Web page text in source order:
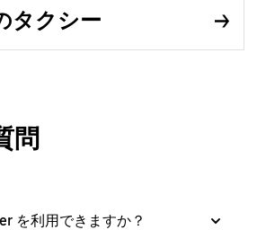
タクシー
問
を利用できますか？